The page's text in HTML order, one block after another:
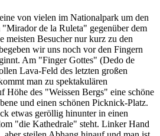
von vielen im Nationalpark um den
de la Ruleta" gegenüber dem
meisten Besucher nur kurz zu den
wir uns noch vor den Fingern
Am "Finger Gottes" (Dedo de
Lava-Feld des letzten großen
man zu spektakulären
Höhe des "Weissen Bergs" eine schöne
und einen schönen Picknick-Platz.
etwas geröllig hinunter in einen
"die Kathedrale" steht. Linker Hand